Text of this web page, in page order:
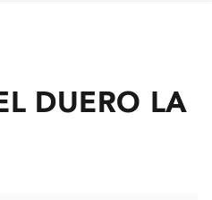
DUERO LA